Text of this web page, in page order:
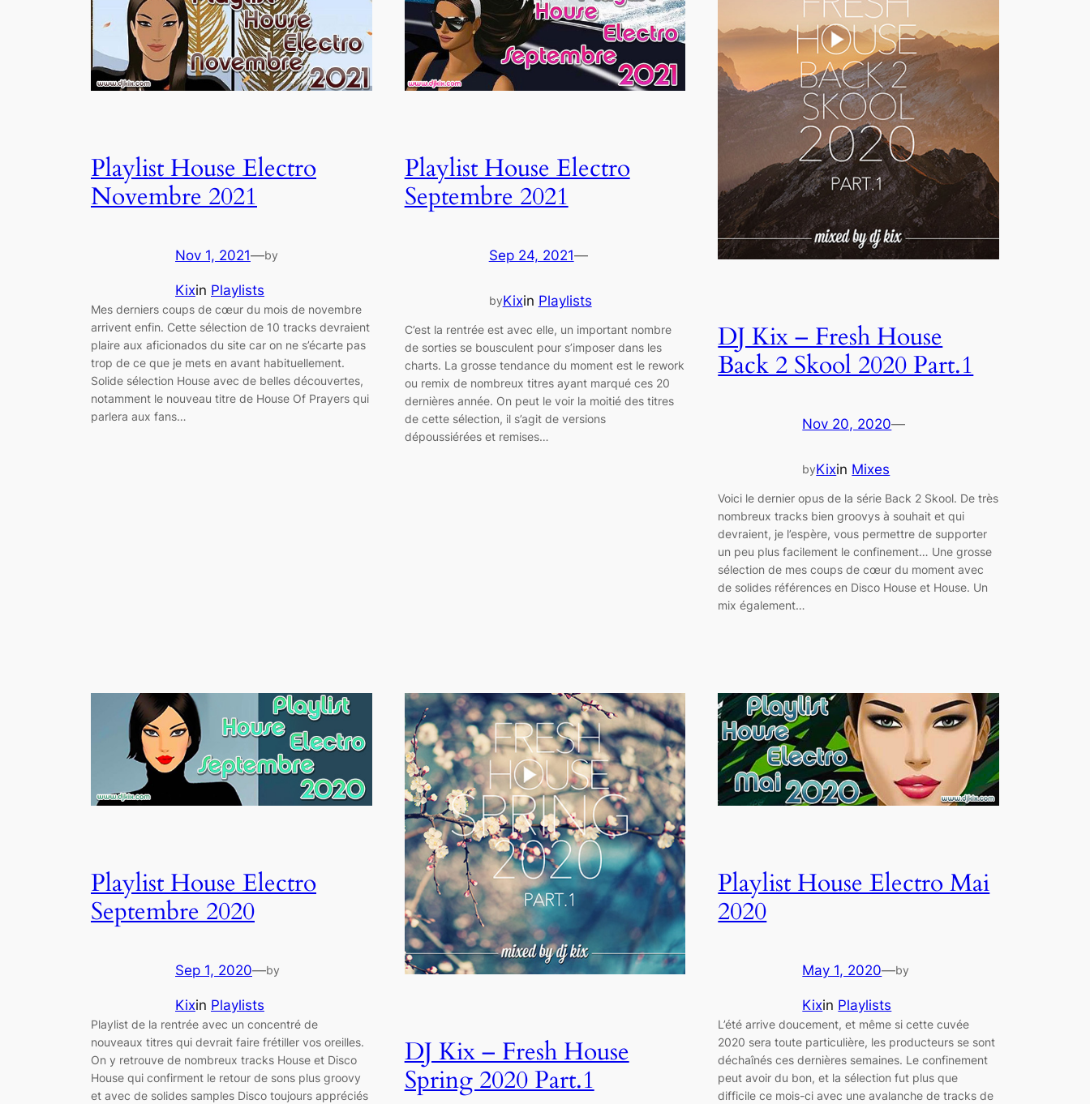
Playlist House Electro
Novembre 2021
Nov 1, 2021—by
Kixin Playlists
Mes derniers coups de cœur du mois de novembre
arrivent enfin. Cette sélection de 10 tracks devraient
plaire aux aficionados du site car on ne s’écarte pas
trop de ce que je mets en avant habituellement.
Solide sélection House avec de belles découvertes,
notamment le nouveau titre de House Of Prayers qui
parlera aux fans…
Playlist House Electro
Septembre 2021
Sep 24, 2021—
byKixin Playlists
C’est la rentrée est avec elle, un important nombre
de sorties se bousculent pour s’imposer dans les
charts. La grosse tendance du moment est le rework
ou remix de nombreux titres ayant marqué ces 20
dernières année. On peut le voir la moitié des titres
de cette sélection, il s’agit de versions
dépoussiérées et remises…
DJ Kix – Fresh House
Back 2 Skool 2020 Part.1
Nov 20, 2020—
byKixin Mixes
Voici le dernier opus de la série Back 2 Skool. De très
nombreux tracks bien groovys à souhait et qui
devraient, je l’espère, vous permettre de supporter
un peu plus facilement le confinement… Une grosse
sélection de mes coups de cœur du moment avec
de solides références en Disco House et House. Un
mix également…
Playlist House Electro
Septembre 2020
Sep 1, 2020—by
Kixin Playlists
Playlist de la rentrée avec un concentré de
nouveaux titres qui devrait faire frétiller vos oreilles.
On y retrouve de nombreux tracks House et Disco
House qui confirment le retour de sons plus groovy
et avec de solides samples Disco toujours appréciés
DJ Kix – Fresh House
Spring 2020 Part.1
Playlist House Electro Mai
2020
May 1, 2020—by
Kixin Playlists
L’été arrive doucement, et même si cette cuvée
2020 sera toute particulière, les producteurs se sont
déchaînés ces dernières semaines. Le confinement
peut avoir du bon, et la sélection fut plus que
difficile ce mois-ci avec une avalanche de tracks de